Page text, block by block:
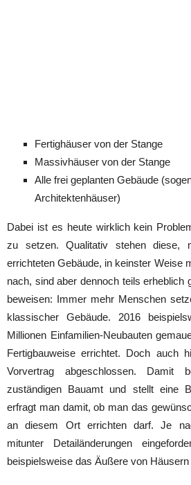
Fertighäuser von der Stange
Massivhäuser von der Stange
Alle frei geplanten Gebäude
Architektenhäuser)
Dabei ist es heute wirklich kein
zu setzen. Qualitativ stehen diese,
errichteten Gebäude, in keinster Weise
nach, sind aber dennoch teils erheblich
beweisen: Immer mehr Menschen
klassischer Gebäude. 2016
Millionen Einfamilien-Neubauten
Fertigbauweise errichtet. Doch auch
Vorvertrag abgeschlossen.
zuständigen Bauamt und stellt eine
erfragt man damit, ob man das
an diesem Ort errichten darf. Je
mitunter Detailänderungen
beispielsweise das Äußere von